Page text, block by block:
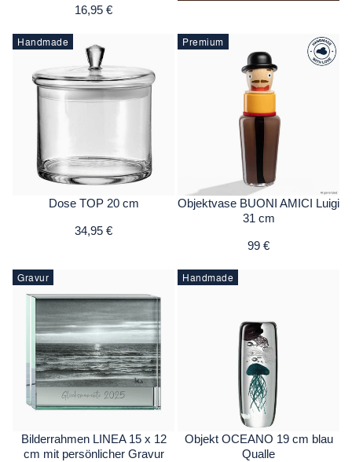
16,95 €
Handmade
Dose TOP 20 cm
34,95 €
Premium
Objektvase BUONI AMICI Luigi
31 cm
99 €
Gravur
Bilderrahmen LINEA 15 x 12
cm mit persönlicher Gravur
Handmade
Objekt OCEANO 19 cm blau
Qualle